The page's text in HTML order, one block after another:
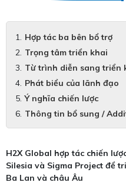
Hợp tác ba bên bổ trợ
Trọng tâm triển khai
Từ trình diễn sang triển
Phát biểu của lãnh đạo
Ý nghĩa chiến lược
Thông tin bổ sung /
H2X Global hợp tác chiến
Silesia và Sigma Project để
Ba Lan và châu Âu